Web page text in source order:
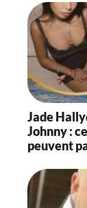
Jade
Johnny :
peuvent